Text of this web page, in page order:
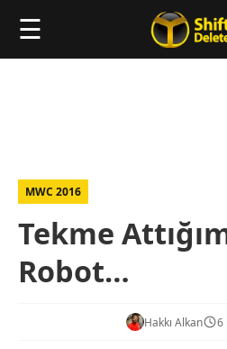
☰
MWC 2016
Tekme
Robot…
Hakkı Alkan 6